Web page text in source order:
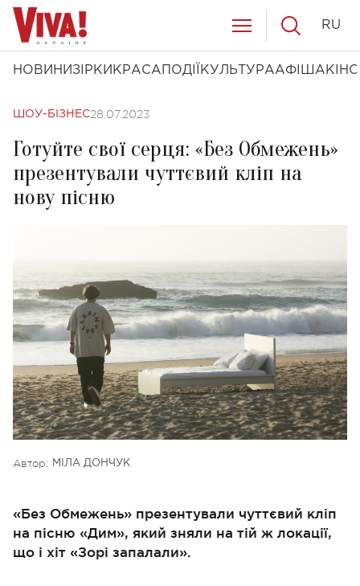
НОВИНИ ЗІРКИ КРАСА ПОДІЇ КУЛЬТУРААФІША КІНО
RU
ШОУ-БІЗНЕС28.07.2023
Готуйте свої серця: «Без Обмежень»
презентували чуттєвий кліп на
нову пісню
Автор: МІЛА ДОНЧУК
«Без Обмежень» презентували чуттєвий кліп
на пісню «Дим», який зняли на тій ж локації,
що і хіт «Зорі запалали».